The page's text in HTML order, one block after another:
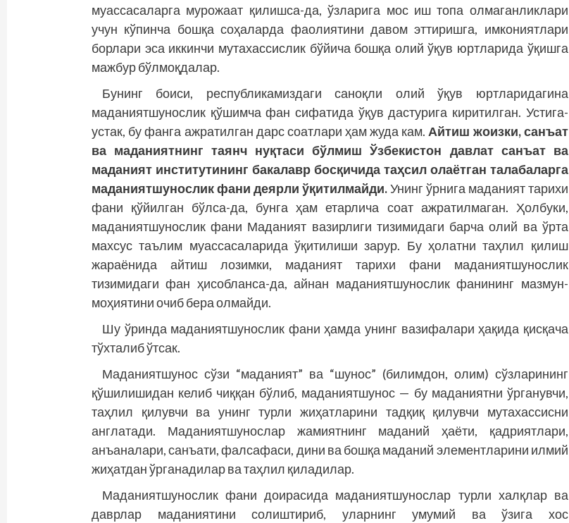
муассасаларга мурожаат қилишса-да, ўзларига мос иш топа олмаганликлари
учун кўпинча бошқа соҳаларда фаолиятини давом эттиришга, имкониятлари
борлари эса иккинчи мутахассислик бўйича бошқа олий ўқув юртларида ўқишга
мажбур бўлмоқдалар.
Бунинг боиси, республикамиздаги саноқли олий ўқув юртларидагина
маданиятшунослик қўшимча фан сифатида ўқув дастурига киритилган. Устига-
устак, бу фанга ажратилган дарс соатлари ҳам жуда кам. Айтиш жоизки, санъат
ва маданиятнинг таянч нуқтаси бўлмиш Ўзбекистон давлат санъат ва
маданият институтининг бакалавр босқичида таҳсил олаётган талабаларга
маданиятшунослик фани деярли ўқитилмайди.Унинг ўрнига маданият тарихи
фани қўйилган бўлса-да, бунга ҳам етарлича соат ажратилмаган. Ҳолбуки,
маданиятшунослик фани Маданият вазирлиги тизимидаги барча олий ва ўрта
махсус таълим муассасаларида ўқитилиши зарур. Бу ҳолатни таҳлил қилиш
жараёнида айтиш лозимки, маданият тарихи фани маданиятшунослик
тизимидаги фан ҳисобланса-да, айнан маданиятшунослик фанининг мазмун-
моҳиятини очиб бера олмайди.
Шу ўринда маданиятшунослик фани ҳамда унинг вазифалари ҳақида қисқача
тўхталиб ўтсак.
Маданиятшунос сўзи “маданият” ва “шунос” (билимдон, олим) сўзларининг
қўшилишидан келиб чиққан бўлиб, маданиятшунос — бу маданиятни ўрганувчи,
таҳлил қилувчи ва унинг турли жиҳатларини тадқиқ қилувчи мутахассисни
англатади. Маданиятшунослар жамиятнинг маданий ҳаёти, қадриятлари,
анъаналари, санъати, фалсафаси, дини ва бошқа маданий элементларини илмий
жиҳатдан ўрганадилар ва таҳлил қиладилар.
Маданиятшунослик фани доирасида маданиятшунослар турли халқлар ва
даврлар маданиятини солиштириб, уларнинг умумий ва ўзига хос